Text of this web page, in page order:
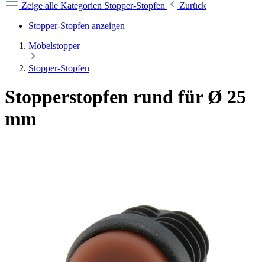
Zeige alle Kategorien Stopper-Stopfen
Zurück
Stopper-Stopfen anzeigen
Möbelstopper
Stopper-Stopfen
Stopperstopfen rund für Ø 25
mm